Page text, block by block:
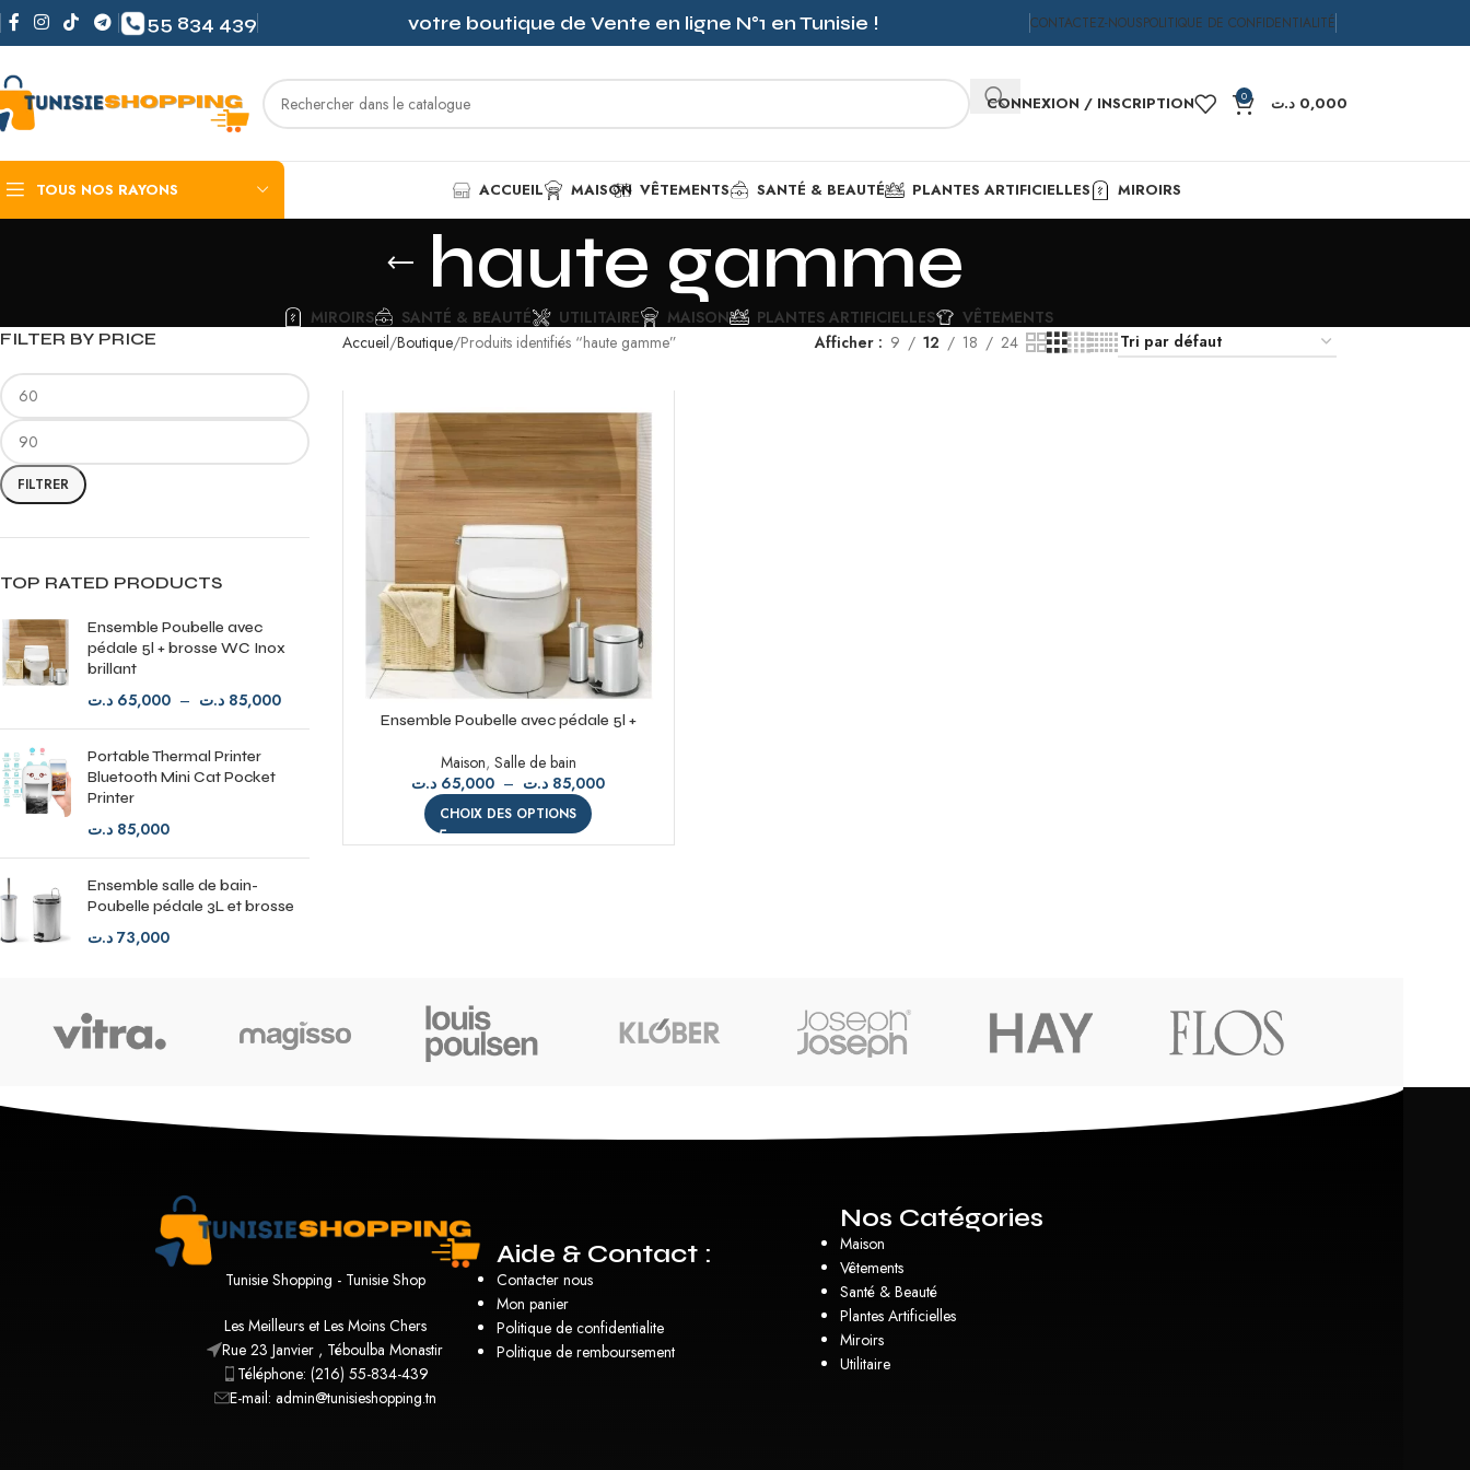
55 834 439 votre boutique de Vente en ligne N°1 en Tunisie ! CONTACTEZ-NOUSPOLITIQUE DE CONFIDENTIALITÉ
CONNEXION / INSCRIPTION 0 0,000 د.ت
TOUS NOS RAYONS ACCUEIL MAISON VÊTEMENTS SANTÉ & BEAUTÉ PLANTES ARTIFICIELLES MIROIRS
haute gamme
MIROIRS SANTÉ & BEAUTÉ UTILITAIRE MAISON PLANTES ARTIFICIELLES VÊTEMENTS
FILTER BY PRICE
FILTRER
TOP RATED PRODUCTS
Ensemble Poubelle avec
pédale 5l + brosse WC Inox
brillant
65,000 د.ت – 85,000 د.ت
Portable Thermal Printer
Bluetooth Mini Cat Pocket
Printer
85,000 د.ت
Ensemble salle de bain-
Poubelle pédale 3L et brosse
73,000 د.ت
Accueil Boutique Produits identifiés “haute gamme” Afficher 9 12 18 24
Ensemble Poubelle avec pédale 5l +
Maison, Salle de bain
65,000 د.ت – 85,000 د.ت
CHOIX DES OPTIONS
Tunisie Shopping - Tunisie Shop
Les Meilleurs et Les Moins Chers
Rue 23 Janvier , Téboulba Monastir
Téléphone: (216) 55-834-439
E-mail: admin@tunisieshopping.tn
Aide & Contact :
Contacter nous
Mon panier
Politique de confidentialite
Politique de remboursement
Nos Catégories
Maison
Vêtements
Santé & Beauté
Plantes Artificielles
Miroirs
Utilitaire